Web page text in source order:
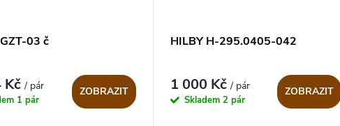
03 č
Kč/ pár
1 pár
ZOBRAZIT
HILBY H-295.0405-042
1 000 Kč/ pár
Skladem 2 pár
ZOBRAZIT